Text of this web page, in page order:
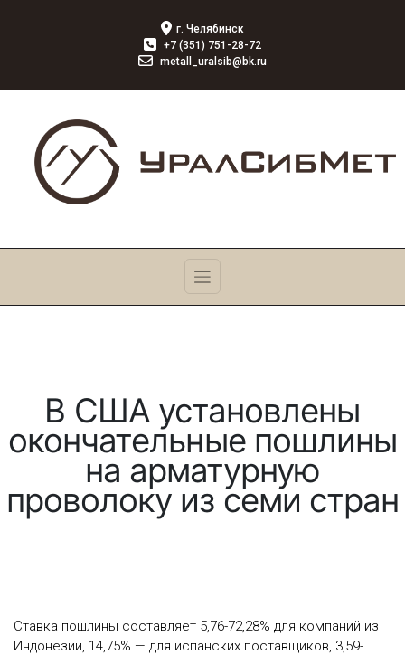
г. Челябинск
+7 (351) 751-28-72
metall_uralsib@bk.ru
В США установлены
окончательные пошлины
на арматурную
проволоку из семи стран
Ставка пошлины составляет 5,76-72,28% для компаний из
Индонезии, 14,75% — для испанских поставщиков, 3,59-